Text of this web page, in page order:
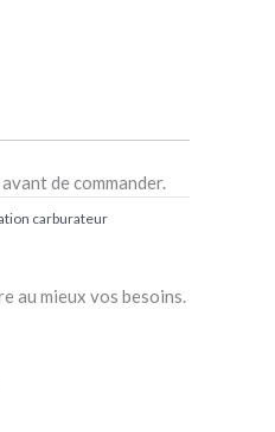
de commander.
carburateur
au mieux vos besoins.